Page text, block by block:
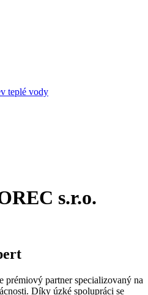
teplé vody
s.r.o.
partner specializovaný na
Díky úzké spolupráci se